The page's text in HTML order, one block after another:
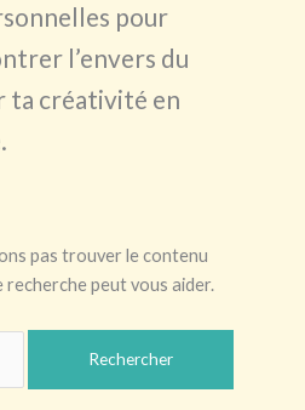
pour
l’envers du
ta créativité en
pas trouver le contenu
recherche peut vous aider.